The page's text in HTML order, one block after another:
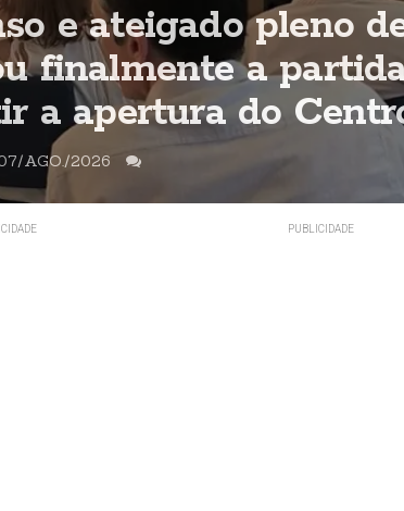
e ateigado pleno
finalmente a
a apertura do
AGO./2026